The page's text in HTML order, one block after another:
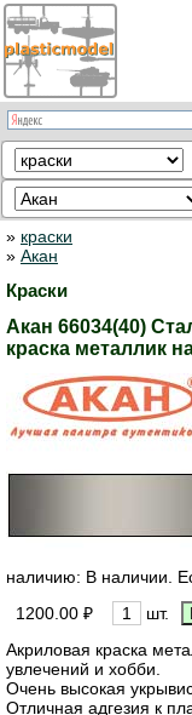
» краски
» Акан
Краски
Акан 66034(40)
краска металлик
наличию: В наличии.
1200.00 ₽
шт.
Акриловая краска
увлечений и хобби.
Очень высокая
Отличная адгезия к